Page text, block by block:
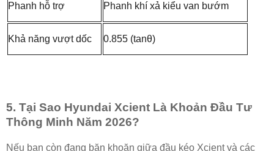
Phanh hỗ trợ Phanh khí xả kiểu van bướm
Khả năng vượt dốc 0.855 (tanθ)
5. Tại Sao Hyundai Xcient Là Khoản Đầu Tư
Thông Minh Năm 2026?
Nếu bạn còn đang băn khoăn giữa đầu kéo Xcient và các